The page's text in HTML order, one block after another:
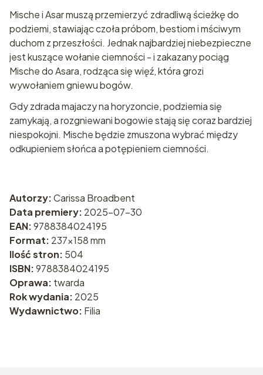
Mische i Asar muszą przemierzyć zdradliwą ścieżkę do
podziemi, stawiając czoła próbom, bestiom i mściwym
duchom z przeszłości. Jednak najbardziej niebezpieczne
jest kuszące wołanie ciemności - i zakazany pociąg
Mische do Asara, rodząca się więź, która grozi
wywołaniem gniewu bogów.
Gdy zdrada majaczy na horyzoncie, podziemia się
zamykają, a rozgniewani bogowie stają się coraz bardziej
niespokojni. Mische będzie zmuszona wybrać między
odkupieniem słońca a potępieniem ciemności.
Autorzy:Carissa Broadbent
Data premiery: 2025-07-30
EAN:9788384024195
Format: 237x158 mm
Ilość stron: 504
ISBN:9788384024195
Oprawa: twarda
Rok wydania: 2025
Wydawnictwo: Filia